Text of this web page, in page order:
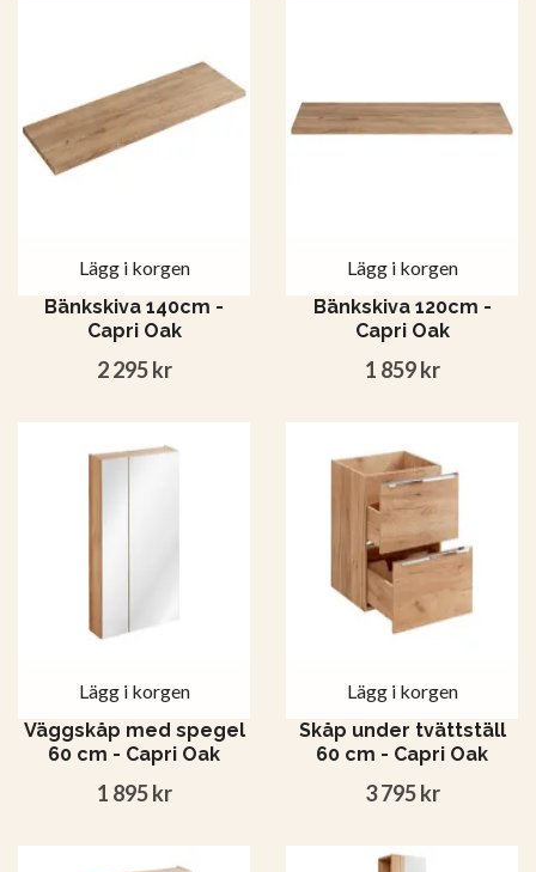
Lägg i korgen
Bänkskiva 140cm -
Capri Oak
2 295 kr
Lägg i korgen
Bänkskiva 120cm -
Capri Oak
1 859 kr
Lägg i korgen
Väggskåp med spegel
60 cm - Capri Oak
1 895 kr
Lägg i korgen
Skåp under tvättställ
60 cm - Capri Oak
3 795 kr